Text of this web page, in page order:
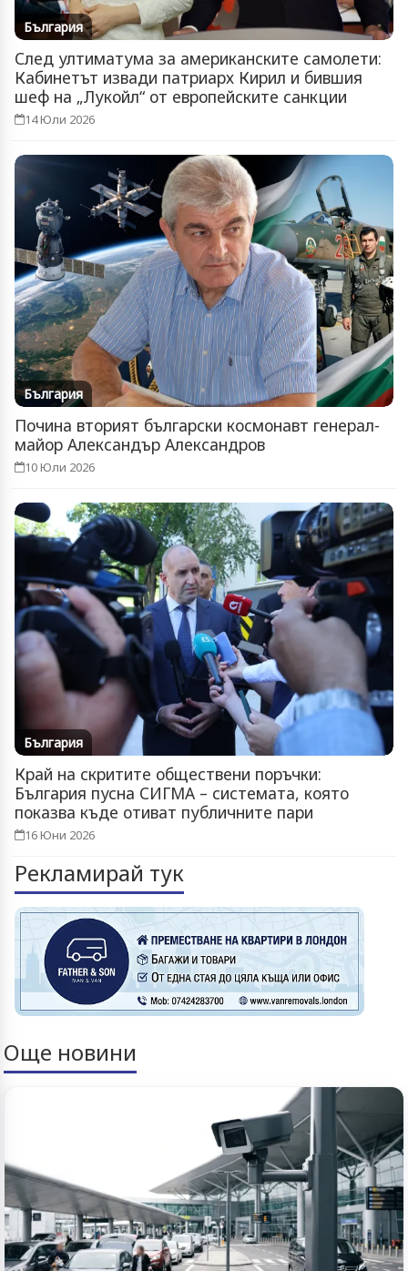
България
След ултиматума за американските самолети:
Кабинетът извади патриарх Кирил и бившия
шеф на „Лукойл“ от европейските санкции
14 Юли 2026
България
Почина вторият български космонавт генерал-
майор Александър Александров
10 Юли 2026
България
Край на скритите обществени поръчки:
България пусна СИГМА – системата, която
показва къде отиват публичните пари
16 Юни 2026
Рекламирай тук
Още новини